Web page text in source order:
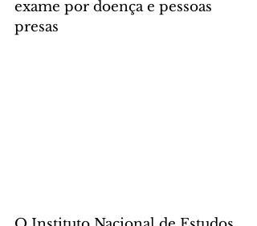
exame por doença e pessoas
presas